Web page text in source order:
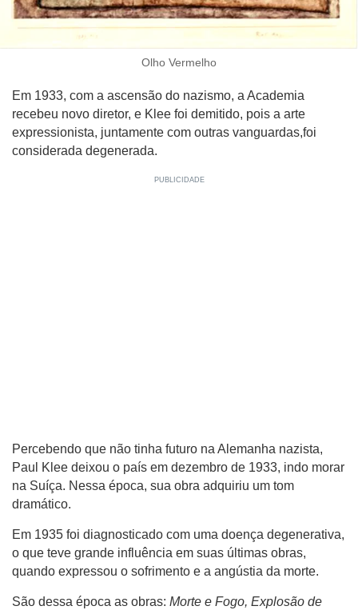
Olho Vermelho
Em 1933, com a ascensão do nazismo, a Academia
recebeu novo diretor, e Klee foi demitido, pois a arte
expressionista, juntamente com outras vanguardas,foi
considerada degenerada.
Percebendo que não tinha futuro na Alemanha nazista,
Paul Klee deixou o país em dezembro de 1933, indo morar
na Suíça. Nessa época, sua obra adquiriu um tom
dramático.
Em 1935 foi diagnosticado com uma doença degenerativa,
o que teve grande influência em suas últimas obras,
quando expressou o sofrimento e a angústia da morte.
São dessa época as obras: Morte e Fogo, Explosão de